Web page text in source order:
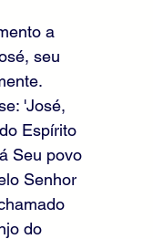
a
seu
'José,
Espírito
Seu povo
Senhor
do